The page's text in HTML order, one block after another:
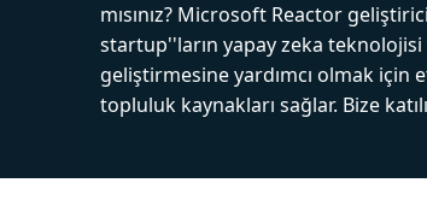
mısınız? Microsoft Reactor
startup''ların yapay zeka teknolojisi
geliştirmesine yardımcı olmak için
topluluk kaynakları sağlar. Bize